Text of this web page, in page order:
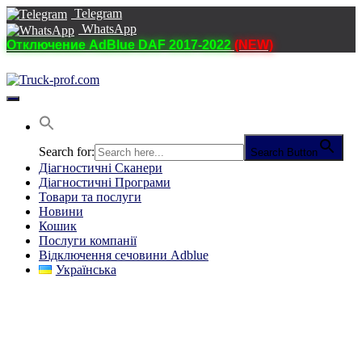
Telegram
WhatsApp
Отключение AdBlue DAF 2017-2022 (NEW)
Перемкнути
навігацію
Search for: Search Button
Діагностичні Cканери
Діагностичні Програми
Товари та послуги
Новини
Кошик
Послуги компанії
Відключення сечовини Adblue
Українська